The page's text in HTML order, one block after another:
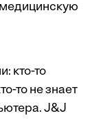
медицинскую
кто-то
то не знает
J&J